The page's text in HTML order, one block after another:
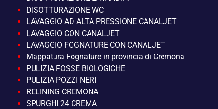
DISOTTURAZIONE WC
LAVAGGIO AD ALTA PRESSIONE CANALJET
LAVAGGIO CON CANALJET
LAVAGGIO FOGNATURE CON CANALJET
Mappatura Fognature in provincia di Cremona
PULIZIA FOSSE BIOLOGICHE
PULIZIA POZZI NERI
RELINING CREMONA
SPURGHI 24 CREMA